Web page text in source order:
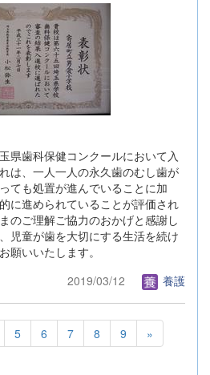
県歯科保健コンクールにおいて入
は、一人一人の永久歯のむし歯が
ても処置が進んでいることに加
に進められていることが評価され
のご理解ご協力のおかげと感謝し
児童が歯を大切にする生活を続け
願いいたします。
2019/03/12
養護
5 6 7 8 9 »